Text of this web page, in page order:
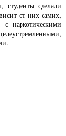
сделали
от них самих,
с наркотическими